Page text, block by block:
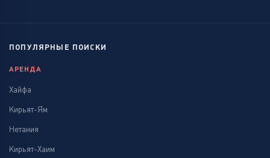
ПОПУЛЯРНЫЕ ПОИСКИ
АРЕНДА
Хайфа
Кирьят-Ям
Нетания
Кирьят-Хаим